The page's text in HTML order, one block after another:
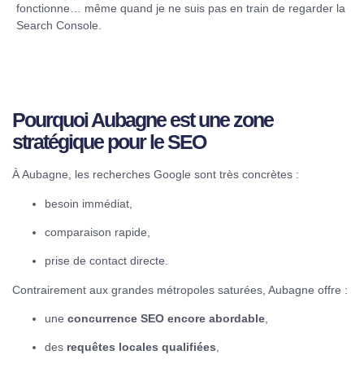
fonctionne… même quand je ne suis pas en train de regarder la
Search Console.
Pourquoi Aubagne est une zone
stratégique pour le SEO
À Aubagne, les recherches Google sont très concrètes :
besoin immédiat,
comparaison rapide,
prise de contact directe.
Contrairement aux grandes métropoles saturées, Aubagne offre :
une concurrence SEO encore abordable
des requêtes locales qualifiées,